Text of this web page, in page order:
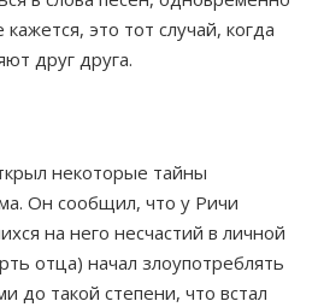
это тот случай, когда
друг друга.
некоторые тайны
Он сообщил, что у Ричи
на него несчастий в личной
отца) начал злоупотреблять
до такой степени, что встал